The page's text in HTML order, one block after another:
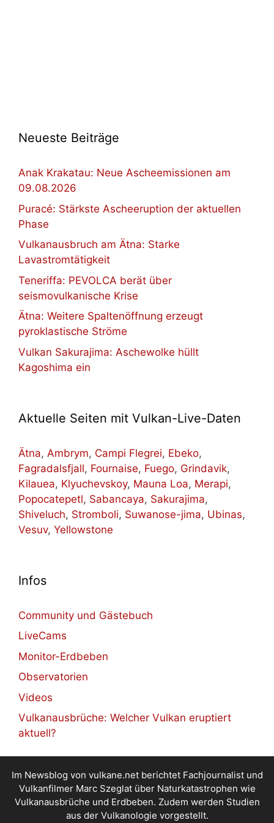
Neueste Beiträge
Anak Krakatau: Neue Ascheemissionen am
09.08.2026
Puracé: Stärkste Ascheeruption der aktuellen
Phase
Vulkanausbruch am Ätna: Starke
Lavastromtätigkeit
Teneriffa: PEVOLCA berät über
seismovulkanische Krise
Ätna: Weitere Spaltenöffnung erzeugt
pyroklastische Ströme
Vulkan Sakurajima: Aschewolke hüllt
Kagoshima ein
Aktuelle Seiten mit Vulkan-Live-Daten
Ätna, Ambrym, Campi Flegrei, Ebeko,
Fagradalsfjall, Fournaise, Fuego, Grindavik,
Kilauea, Klyuchevskoy, Mauna Loa, Merapi,
Popocatepetl, Sabancaya, Sakurajima,
Shiveluch, Stromboli, Suwanose-jima, Ubinas,
Vesuv, Yellowstone
Infos
Community und Gästebuch
LiveCams
Monitor-Erdbeben
Observatorien
Videos
Vulkanausbrüche: Welcher Vulkan eruptiert
aktuell?
Im Newsblog von vulkane.net berichtet Fachjournalist und
Vulkanfilmer Marc Szeglat über Naturkatastrophen wie
Vulkanausbrüche und Erdbeben. Zudem werden Studien
aus der Vulkanologie vorgestellt.